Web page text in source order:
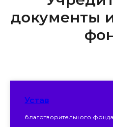
документы
Устав
благотворительного фонда